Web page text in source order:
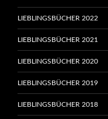
LIEBLINGSBÜCHER 2022
LIEBLINGSBÜCHER 2021
LIEBLINGSBÜCHER 2020
LIEBLINGSBÜCHER 2019
LIEBLINGSBÜCHER 2018